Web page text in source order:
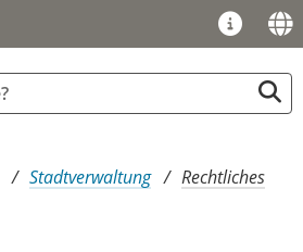
Stadtverwaltung Rechtliches